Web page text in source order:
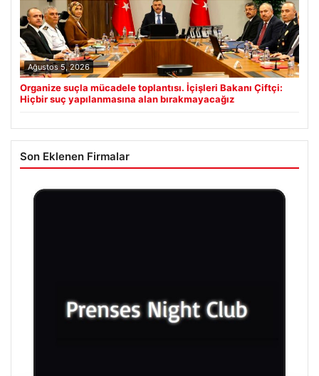
Ağustos 5, 2026
Organize suçla mücadele toplantısı. İçişleri Bakanı Çiftçi:
Hiçbir suç yapılanmasına alan bırakmayacağız
Son Eklenen Firmalar